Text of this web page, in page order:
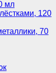
мл
120
70